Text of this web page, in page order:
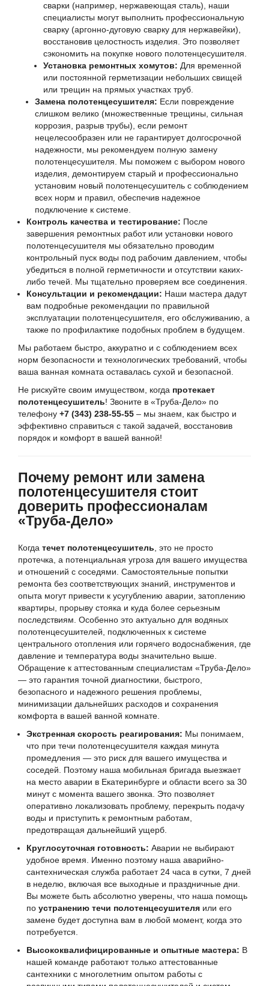
сварки (например, нержавеющая сталь), наши
специалисты могут выполнить профессиональную
сварку (аргонно-дуговую сварку для нержавейки),
восстановив целостность изделия. Это позволяет
сэкономить на покупке нового полотенцесушителя.
Установка ремонтных хомутов: Для временной
или постоянной герметизации небольших свищей
или трещин на прямых участках труб.
Замена полотенцесушителя: Если повреждение
слишком велико (множественные трещины, сильная
коррозия, разрыв трубы), если ремонт
нецелесообразен или не гарантирует долгосрочной
надежности, мы рекомендуем полную замену
полотенцесушителя. Мы поможем с выбором нового
изделия, демонтируем старый и профессионально
установим новый полотенцесушитель с соблюдением
всех норм и правил, обеспечив надежное
подключение к системе.
Контроль качества и тестирование: После
завершения ремонтных работ или установки нового
полотенцесушителя мы обязательно проводим
контрольный пуск воды под рабочим давлением, чтобы
убедиться в полной герметичности и отсутствии каких-
либо течей. Мы тщательно проверяем все соединения.
Консультации и рекомендации: Наши мастера дадут
вам подробные рекомендации по правильной
эксплуатации полотенцесушителя, его обслуживанию, а
также по профилактике подобных проблем в будущем.
Мы работаем быстро, аккуратно и с соблюдением всех
норм безопасности и технологических требований, чтобы
ваша ванная комната оставалась сухой и безопасной.
Не рискуйте своим имуществом, когда протекает
полотенцесушитель! Звоните в «Труба-Дело» по
телефону +7 (343) 238-55-55 – мы знаем, как быстро и
эффективно справиться с такой задачей, восстановив
порядок и комфорт в вашей ванной!
Почему ремонт или замена
полотенцесушителя стоит
доверить профессионалам
«Труба-Дело»
Когда течет полотенцесушитель , это не просто
протечка, а потенциальная угроза для вашего имущества
и отношений с соседями. Самостоятельные попытки
ремонта без соответствующих знаний, инструментов и
опыта могут привести к усугублению аварии, затоплению
квартиры, прорыву стояка и куда более серьезным
последствиям. Особенно это актуально для водяных
полотенцесушителей, подключенных к системе
центрального отопления или горячего водоснабжения, где
давление и температура воды значительно выше.
Обращение к аттестованным специалистам «Труба-Дело»
— это гарантия точной диагностики, быстрого,
безопасного и надежного решения проблемы,
минимизации дальнейших расходов и сохранения
комфорта в вашей ванной комнате.
Экстренная скорость реагирования: Мы понимаем,
что при течи полотенцесушителя каждая минута
промедления — это риск для вашего имущества и
соседей. Поэтому наша мобильная бригада выезжает
на место аварии в Екатеринбурге и области всего за 30
минут с момента вашего звонка. Это позволяет
оперативно локализовать проблему, перекрыть подачу
воды и приступить к ремонтным работам,
предотвращая дальнейший ущерб.
Круглосуточная готовность: Аварии не выбирают
удобное время. Именно поэтому наша аварийно-
сантехническая служба работает 24 часа в сутки, 7 дней
в неделю, включая все выходные и праздничные дни.
Вы можете быть абсолютно уверены, что наша помощь
по устранению течи полотенцесушителя или его
замене будет доступна вам в любой момент, когда это
потребуется.
Высококвалифицированные и опытные мастера: В
нашей команде работают только аттестованные
сантехники с многолетним опытом работы с